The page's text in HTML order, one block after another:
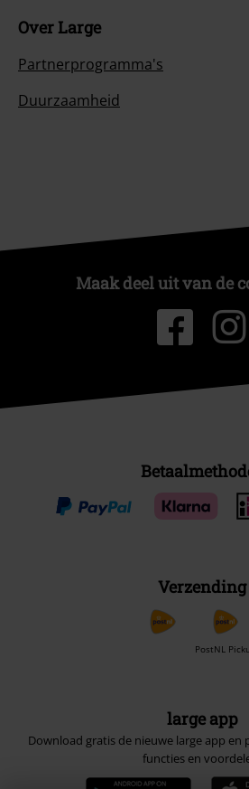
Over Large
Partnerprogramma's
Duurzaamheid
Maak deel uit van de
Verzending
PostNL
large app
Download gratis de nieuwe large app en
functies en